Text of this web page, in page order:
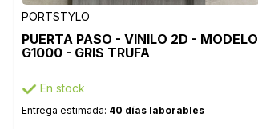
PORTSTYLO
PUERTA PASO - VINILO 2D - MODELO
G1000 - GRIS TRUFA
En stock
Entrega estimada: 40 días laborables